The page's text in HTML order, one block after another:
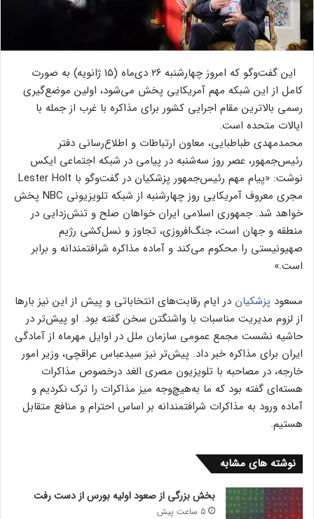
این گفت‌وگو که امروز چهارشنبه ۲۶ دی‌ماه (۱۵ ژانویه) به صورت
کامل از این شبکه مهم آمریکایی پخش می‌شود، اولین موضع‌گیری
رسمی بالاترین مقام اجرایی کشور برای مذاکره با غرب از جمله با
ایالات متحده است.
محمدمهدی طباطبایی، معاون ارتباطات و اطلاع‌رسانی دفتر
رئیس‌جمهور، عصر روز سه‌شنبه در پیامی در شبکه اجتماعی ایکس
نوشت: «پیام مهم رئیس‌جمهور پزشکیان در گفت‌وگو با Lester Holt
مجری معروف آمریکایی روز چهارشنبه از شبکه تلویزیونی NBC پخش
خواهد شد. جمهوری اسلامی ایران خواهان صلح و تنش‌زدایی در
منطقه و جهان است، جنگ‌افروزی، تجاوز و نسل‌کشی رژیم
صهیونیستی را محکوم می‌کند و آماده مذاکره شرافتمندانه و برابر
است.»
مسعود پزشکیان در ایام رقابت‌های انتخاباتی و پیش از این نیز بارها
از لزوم مدیریت مناسبات با واشنگتن سخن گفته بود. او پیش‌تر در
حاشیه نشست مجمع عمومی سازمان ملل در اوایل مهر‌ماه از آمادگی
ایران برای مذاکره خبر داد. پیش‌تر نیز سید‌عباس عراقچی، وزیر امور
خارجه، در مصاحبه با تلویزیون مصری الغد درخصوص مذاکرات
هسته‌ای گفته بود که ما به‌هیچ‌وجه میز مذاکرات را ترک نکردیم و
آماده ورود به مذاکرات شرافتمندانه بر اساس احترام و منافع متقابل
هستیم.
نوشته های مشابه
بخش بزرگی از صعود اولیه بورس از دست رفت
5 ساعت پیش